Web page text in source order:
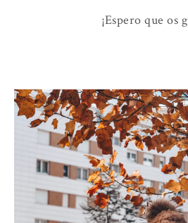
¡Espero que os